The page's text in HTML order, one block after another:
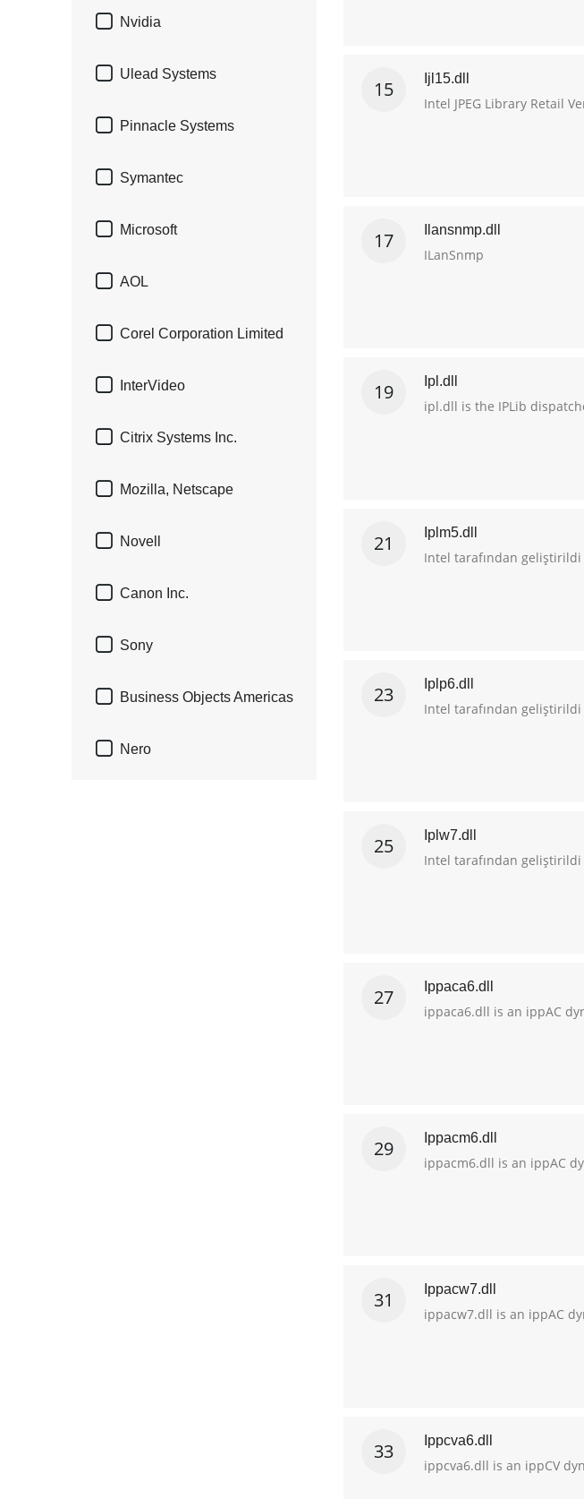
 Nvidia
 Ulead Systems
 Pinnacle Systems
 Symantec
 Microsoft
 AOL
 Corel Corporation Limited
 InterVideo
 Citrix Systems Inc.
 Mozilla, Netscape
 Novell
 Canon Inc.
 Sony
 Business Objects Americas
 Nero
15 Ijl15.dll
Intel JPEG Library Retail
17 Ilansnmp.dll
ILanSnmp
19 Ipl.dll
ipl.dll is the IPLib
21 Iplm5.dll
Intel tarafından geliştirildi
23 Iplp6.dll
Intel tarafından geliştirildi
25 Iplw7.dll
Intel tarafından geliştirildi
27 Ippaca6.dll
ippaca6.dll is an ippAC
29 Ippacm6.dll
ippacm6.dll is an ippAC
31 Ippacw7.dll
ippacw7.dll is an ippAC
33 Ippcva6.dll
ippcva6.dll is an ippCV